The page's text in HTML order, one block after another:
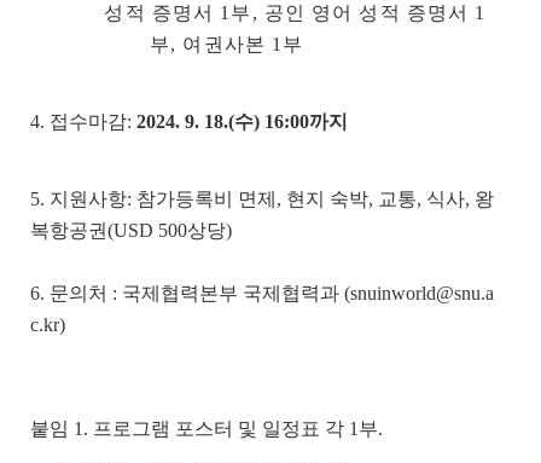
성적 증명서 1부, 공인 영어 성적 증명서 1
부, 여권사본 1부
4. 접수마감: 2024. 9. 18.(수) 16:00까지
5. 지원사항: 참가등록비 면제, 현지 숙박, 교통, 식사, 왕
복항공권(USD 500상당)
6. 문의처 : 국제협력본부 국제협력과 (snuinworld@snu.a
c.kr)
붙임 1. 프로그램 포스터 및 일정표 각 1부.